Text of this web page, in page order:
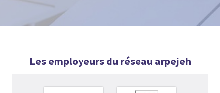
Les employeurs du réseau arpejeh